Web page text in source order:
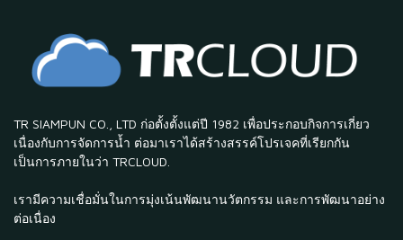
TR SIAMPUN CO., LTD ก่อตั้งตั้งแต่ปี 1982 เพื่อประกอบกิจการเกี่ยว
เนื่องกับการจัดการน้ำ ต่อมาเราได้สร้างสรรค์โปรเจคที่เรียกกัน
เป็นการภายในว่า TRCLOUD.
เรามีความเชื่อมั่นในการมุ่งเน้นพัฒนานวัตกรรม และการพัฒนาอย่าง
ต่อเนื่อง